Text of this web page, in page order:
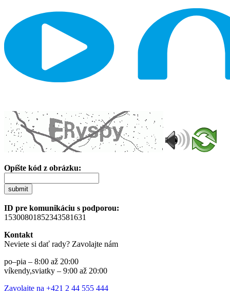
Opíšte kód z obrázku:
submit
ID pre komunikáciu s podporou:
15300801852343581631
Kontakt
Neviete si dať rady? Zavolajte nám
po–pia – 8:00 až 20:00
víkendy,sviatky – 9:00 až 20:00
Zavolajte na +421 2 44 555 444